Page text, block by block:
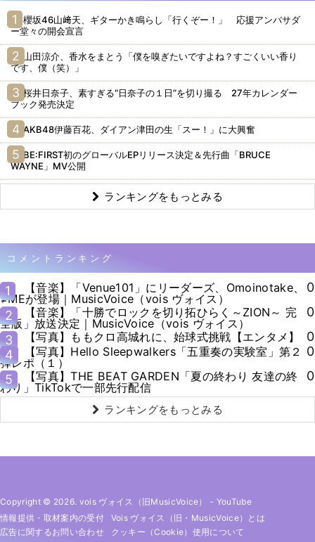
櫻坂46山﨑天、ギターかき鳴らし「行くぞー！」 応援アンバサダ
ー堂々の開会宣言
山田涼介、香水をまとう「僕を嗅ぎたいですよね？すごくいい香り
です、僕（笑）」
桜井日奈子、素すぎる“日奈子の１日”を切り撮る 27年カレンダー
ブック発売決定
AKB48伊藤百花、ダイアン津田の生「スー！」に大興奮
BE:FIRST初のグローバルEPリリース決定＆先行曲「BRUCE
WAYNE」MV公開
ランキングをもっとみる
コメントランキング
1
【音楽】「Venue101」にリーダーズ、Omoinotake、
≠MEが登場｜MusicVoice（vois ヴォイス）
0
2
【音楽】「十勝でロックを切り拓ひらく～ZION～ 完
全版」放送決定｜MusicVoice（vois ヴォイス）
0
3
【写真】ももクロ高城れに、始球式挑戦【エンタメ】
0
4
【写真】Hello Sleepwalkers「五重奏の実験室」第２
弾レポ（１）
0
5
【写真】THE BEAT GARDEN「夏の終わり 友達の終
わり」TikTokで一部先行配信
0
ランキングをもっとみる
Copyright © 2026. vois ヴォイス（旧MusicVoice） - YouTube
情報提供・取材案内の受付
Vois ヴォイス（旧・MusicVoice）とは
広告に関するお問い合わせ
クッキー（cookie）使用について